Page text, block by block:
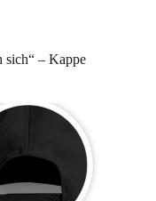
sich“ – Kappe